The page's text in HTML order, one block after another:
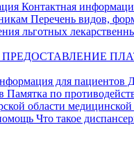
Контактная
Перечень видов,
льготных
для пациентов
Памятка по
области
Что такое